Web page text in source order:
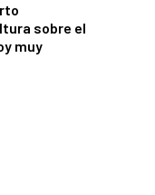
sobre el
muy